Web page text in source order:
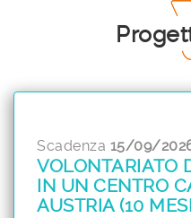
Scadenza 15/09/
VOLONTARIATO
IN UN CENTRO
AUSTRIA (10